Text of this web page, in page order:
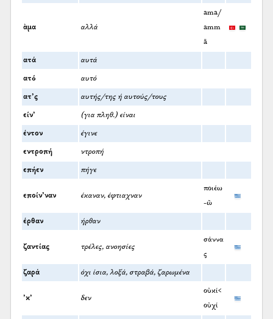
ὰμα αλλά
ama/
amm
ā
ατά αυτά
ατό αυτό
ατ’ς αυτής/της ή αυτούς/τους
είν’ (για πληθ.) είναι
έντον έγινε
εντροπή ντροπή
επήεν πήγε
εποίν’ναν έκαναν, έφτιαχναν
ποιέω
-ῶ
έρθαν ήρθαν
ζαντίας τρέλες, ανοησίες
σάννα
ς
ζαρά όχι ίσια, λοξά, στραβά, ζαρωμένα
’κ’ δεν
οὐκί<
οὐχί